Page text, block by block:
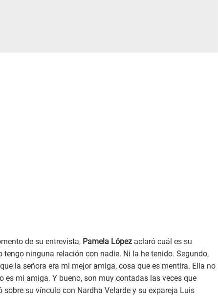
de su entrevista, Pamela López aclaró cuál es su
ninguna relación con nadie. Ni la he tenido. Segundo,
la señora era mi mejor amiga, cosa que es mentira. Ella no
es mi amiga. Y bueno, son muy contadas las veces que
su vínculo con Nardha Velarde y su expareja Luis